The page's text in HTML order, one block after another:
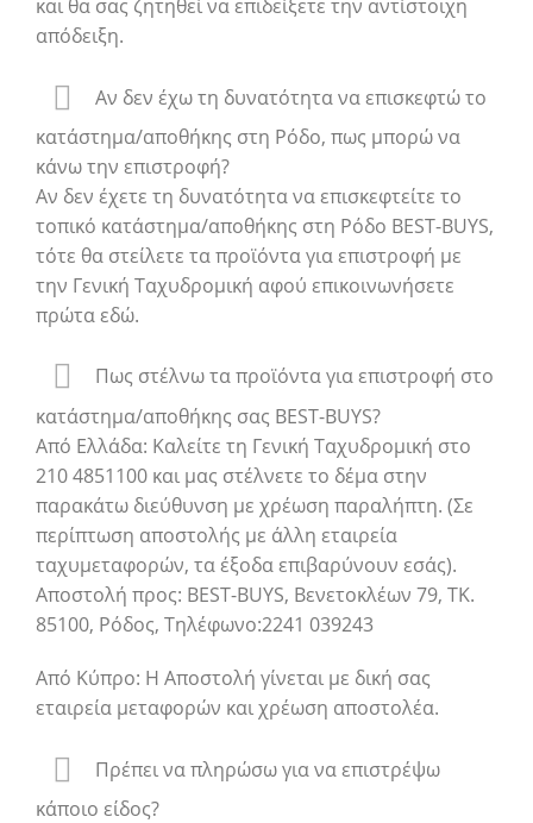
και θα σας ζητηθεί να επιδείξετε την αντίστοιχη
απόδειξη.
Αν δεν έχω τη δυνατότητα να επισκεφτώ το
κατάστημα/αποθήκης στη Ρόδο, πως μπορώ να
κάνω την επιστροφή?
Αν δεν έχετε τη δυνατότητα να επισκεφτείτε το
τοπικό κατάστημα/αποθήκης στη Ρόδο BEST-BUYS,
τότε θα στείλετε τα προϊόντα για επιστροφή με
την Γενική Ταχυδρομική αφού επικοινωνήσετε
πρώτα εδώ.
Πως στέλνω τα προϊόντα για επιστροφή στο
κατάστημα/αποθήκης σας BEST-BUYS?
Από Ελλάδα: Καλείτε τη Γενική Ταχυδρομική στο
210 4851100 και μας στέλνετε το δέμα στην
παρακάτω διεύθυνση με χρέωση παραλήπτη. (Σε
περίπτωση αποστολής με άλλη εταιρεία
ταχυμεταφορών, τα έξοδα επιβαρύνουν εσάς).
Αποστολή προς: BEST-BUYS, Βενετοκλέων 79, ΤΚ.
85100, Ρόδος, Τηλέφωνο:2241 039243
Από Κύπρο: Η Αποστολή γίνεται με δική σας
εταιρεία μεταφορών και χρέωση αποστολέα.
Πρέπει να πληρώσω για να επιστρέψω
κάποιο είδος?